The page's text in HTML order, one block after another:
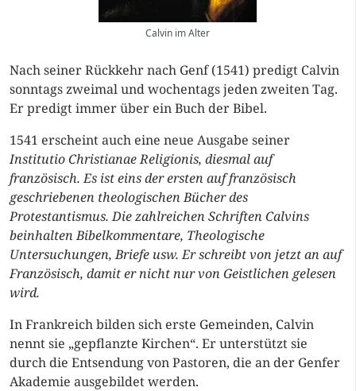
Calvin im Alter
Nach seiner Rückkehr nach Genf (1541) predigt Calvin
sonntags zweimal und wochentags jeden zweiten Tag.
Er predigt immer über ein Buch der Bibel.
1541 erscheint auch eine neue Ausgabe seiner
Institutio Christianae Religionis, diesmal auf
französisch. Es ist eins der ersten auf französisch
geschriebenen theologischen Bücher des
Protestantismus. Die zahlreichen Schriften Calvins
beinhalten Bibelkommentare, Theologische
Untersuchungen, Briefe usw. Er schreibt von jetzt an auf
Französisch, damit er nicht nur von Geistlichen gelesen
wird.
In Frankreich bilden sich erste Gemeinden, Calvin
nennt sie „gepflanzte Kirchen“. Er unterstützt sie
durch die Entsendung von Pastoren, die an der Genfer
Akademie ausgebildet werden.